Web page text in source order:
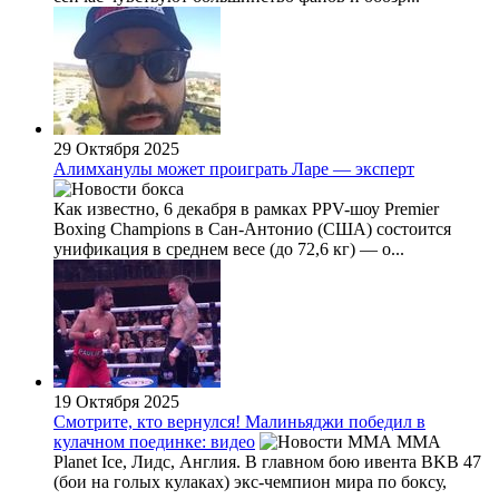
29 Октября 2025
Алимханулы может проиграть Ларе — эксперт
Как известно, 6 декабря в рамках PPV-шоу Premier
Boxing Champions в Сан-Антонио (США) состоится
унификация в среднем весе (до 72,6 кг) — о...
19 Октября 2025
Смотрите, кто вернулся! Малиньяджи победил в
кулачном поединке: видео
MMA
Planet Ice, Лидс, Англия. В главном бою ивента BKB 47
(бои на голых кулаках) экс-чемпион мира по боксу,